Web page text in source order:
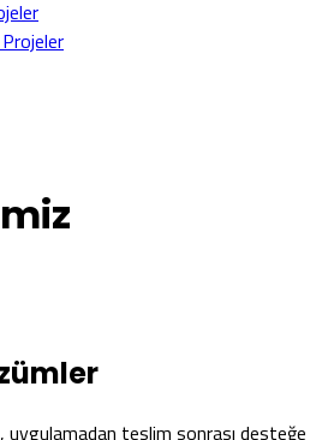
teslim sonrası desteğe